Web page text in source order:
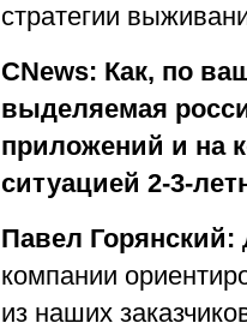
стратегии
CNews: Как, по
выделяемая
приложений и на
ситуацией 2-3-
Павел Горянский:
компании
из наших